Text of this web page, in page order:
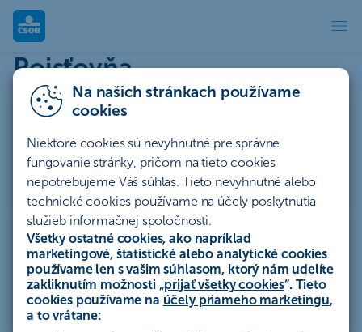
Na našich stránkach používame
cookies
Niektoré cookies sú nevyhnutné pre správne
fungovanie stránky, pričom na tieto cookies
nepotrebujeme Váš súhlas. Tieto nevyhnutné alebo
technické cookies používame na účely poskytnutia
služieb informačnej spoločnosti.
Všetky ostatné cookies, ako napríklad
marketingové, štatistické alebo analytické cookies
používame len s vašim súhlasom, ktorý nám udelíte
zakliknutím možnosti „prijať všetky cookies“. Tieto
cookies používame na účely priameho marketingu,
a to vrátane:
ČSOB Poisťovňa - Kontakty |
Poisťovňa
0850 111 303
zo Slovenska
Po - Pia: 8:00 - 17:00
Infolinka ČSOB Poisťovne
+421 2 5966 6999
zo zahraničia
Po - Pia: 8:00 - 17:00